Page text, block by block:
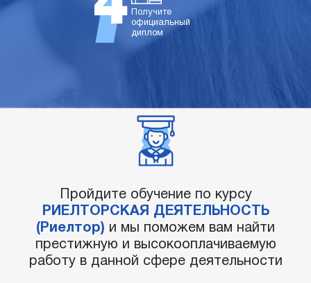
Получите
официальный
диплом
Пройдите обучение по курсу
РИЕЛТОРСКАЯ ДЕЯТЕЛЬНОСТЬ
(Риелтор) и мы поможем вам найти
престижную и высокооплачиваемую
работу в данной сфере деятельности